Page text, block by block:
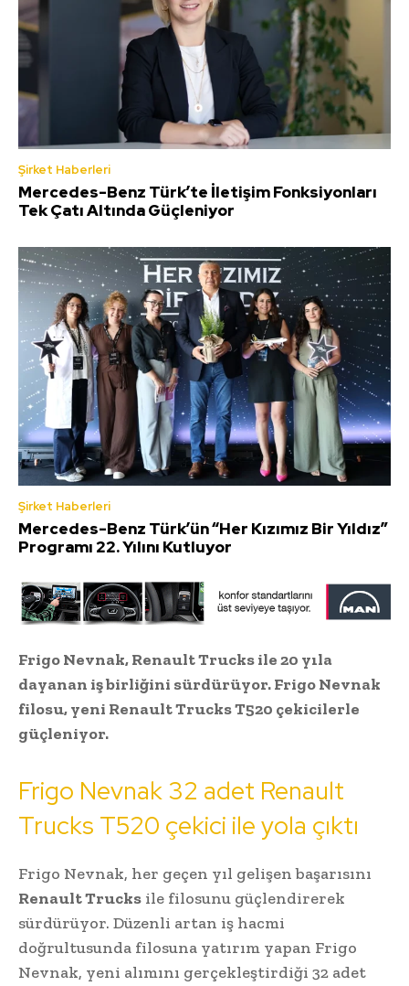
Şirket Haberleri
Mercedes-Benz Türk’te İletişim Fonksiyonları
Tek Çatı Altında Güçleniyor
Şirket Haberleri
Mercedes-Benz Türk’ün “Her Kızımız Bir Yıldız”
Programı 22. Yılını Kutluyor
Frigo Nevnak, Renault Trucks ile 20 yıla
dayanan iş birliğini sürdürüyor. Frigo Nevnak
filosu, yeni Renault Trucks T520 çekicilerle
güçleniyor.
Frigo Nevnak 32 adet Renault
Trucks T520 çekici ile yola çıktı
Frigo Nevnak, her geçen yıl gelişen başarısını
Renault Trucks ile filosunu güçlendirerek
sürdürüyor. Düzenli artan iş hacmi
doğrultusunda filosuna yatırım yapan Frigo
Nevnak, yeni alımını gerçekleştirdiği 32 adet